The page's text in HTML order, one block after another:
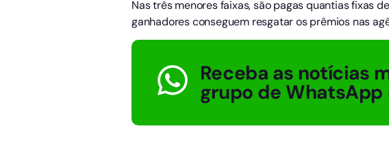
Nas três menores faixas, são pagas quantias fixas
ganhadores conseguem resgatar os prêmios nas
Receba as notícias
grupo de WhatsApp